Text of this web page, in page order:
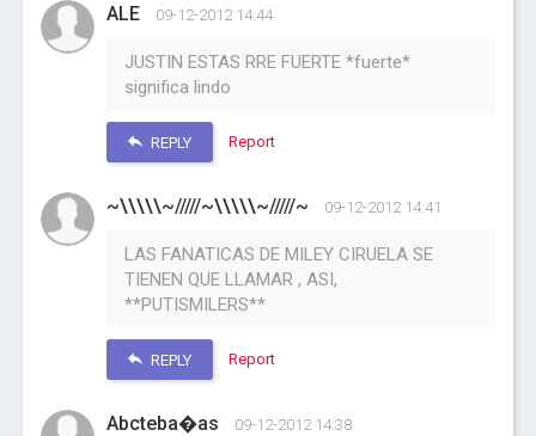
ALE 09-12-2012 14:44
JUSTIN ESTAS RRE FUERTE *fuerte*
significa lindo
REPLY Report
~\\\\\~/////~\\\\\~/////~ 09-12-2012 14:41
LAS FANATICAS DE MILEY CIRUELA SE
TIENEN QUE LLAMAR , ASI,
**PUTISMILERS**
REPLY Report
Abcteba�as 09-12-2012 14:38